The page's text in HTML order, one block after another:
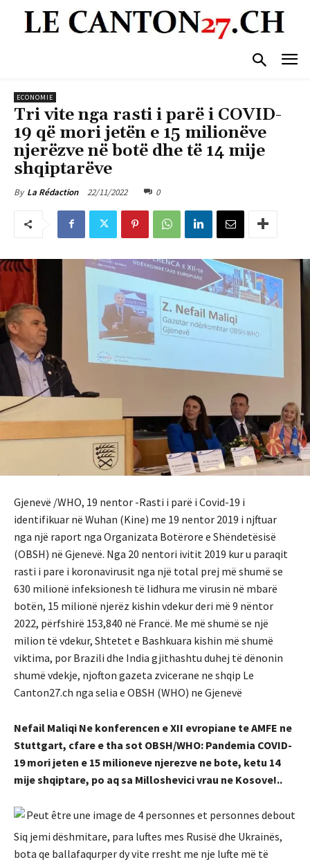
ECONOMIE
Tri vite nga rasti i parë i COVID-
19 që mori jetën e 15 milionëve
njerëzve në botë dhe të 14 mije
shqiptarëve
By La Rédaction 22/11/2022 0
Gjenevë /WHO, 19 nentor -Rasti i parë i Covid-19 i
identifikuar në Wuhan (Kine) me 19 nentor 2019 i njftuar
nga një raport nga Organizata Botërore e Shëndetësisë
(OBSH) në Gjenevë. Nga 20 nentori ivitit 2019 kur u paraqit
rasti i pare i koronavirusit nga një total prej më shumë se
630 milionë infeksionesh të lidhura me virusin në mbarë
botën, 15 milionë njerëz kishin vdekur deri më 9 nëntor
2022, përfshirë 153,840 në Francë. Me më shumë se një
milion të vdekur, Shtetet e Bashkuara kishin më shumë
viktima, por Brazili dhe India gjithashtu duhej të dënonin
shumë vdekje, njofton gazeta zvicerane ne shqip Le
Canton27.ch nga selia e OBSH (WHO) ne Gjenevë
Nefail Maliqi Ne konferencen e XII evropiane te AMFE ne
Stuttgart, cfare e tha sot OBSH/WHO: Pandemia COVID-
19 mori jeten e 15 milioneve njerezve ne bote, ketu 14
mije shqiptare, po aq sa Milloshevici vrau ne Kosove!..
Siq jemi dëshmitare, para luftes mes Rusisë dhe Ukrainës,
bota qe ballafaqurper dy vite rresht me nje lufte më të